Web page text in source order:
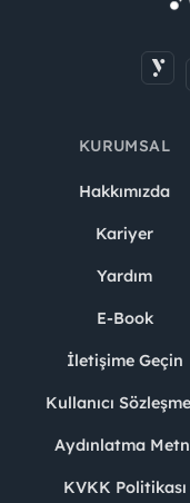
KURUMSAL
Hakkımızda
Kariyer
Yardım
E-Book
İletişime Geçin
Kullanıcı
Aydınlatma
KVKK Politikası